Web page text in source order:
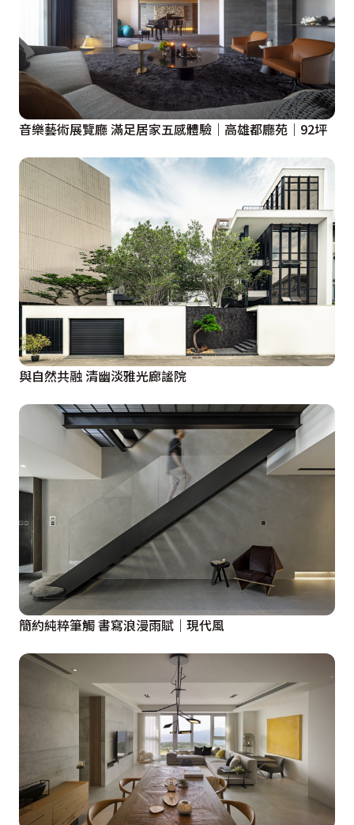
音樂藝術展覽廳 滿足居家五感體驗｜高雄都廳苑｜92坪
與自然共融 清幽淡雅光廊謐院
簡約純粹筆觸 書寫浪漫雨賦｜現代風